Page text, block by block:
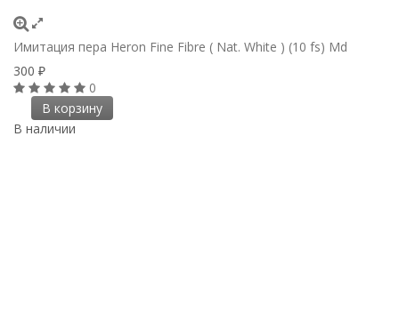
Имитация пера Heron Fine Fibre ( Nat. White ) (10 fs) Md
300 ₽
0
В корзину
В наличии